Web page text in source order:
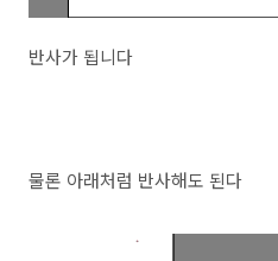
반사가 됩니다
물론 아래처럼 반사해도 된다